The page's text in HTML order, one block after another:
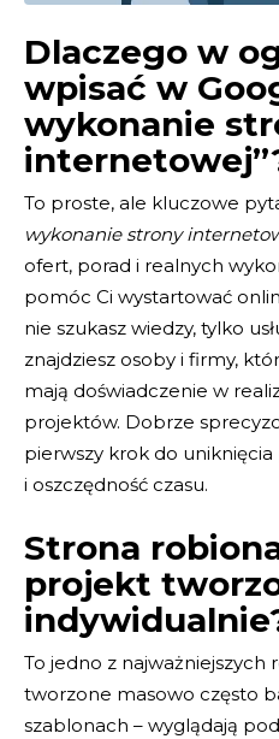
Dlaczego w
wpisać w
wykonanie
To proste, ale kluczowe
wykonanie strony
ofert, porad i realnych
pomóc Ci wystartować
nie szukasz wiedzy, tylko
znajdziesz osoby i firmy,
mają doświadczenie w
projektów. Dobrze
pierwszy krok do
i oszczędność czasu.
Strona
projekt
To jedno z najważniejszych
tworzone masowo często
szablonach – wyglądają